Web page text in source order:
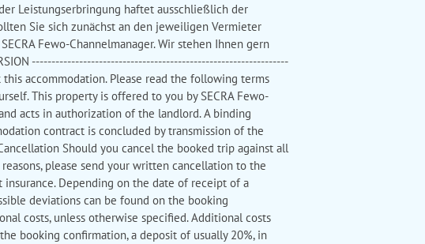
Leistungserbringung haftet ausschließlich der
Sie sich zunächst an den jeweiligen Vermieter
Fewo-Channelmanager. Wir stehen Ihnen gern
-----------------------------------------------------------------
accommodation. Please read the following terms
This property is offered to you by SECRA Fewo-
acts in authorization of the landlord. A binding
contract is concluded by transmission of the
Should you cancel the booked trip against all
please send your written cancellation to the
insurance. Depending on the date of receipt of a
deviations can be found on the booking
costs, unless otherwise specified. Additional costs
booking confirmation, a deposit of usually 20%, in